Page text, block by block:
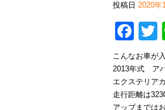
投稿日 2020年
こんなお車が
2013年式 ア
エクステリア
走行距離は
アップまでは